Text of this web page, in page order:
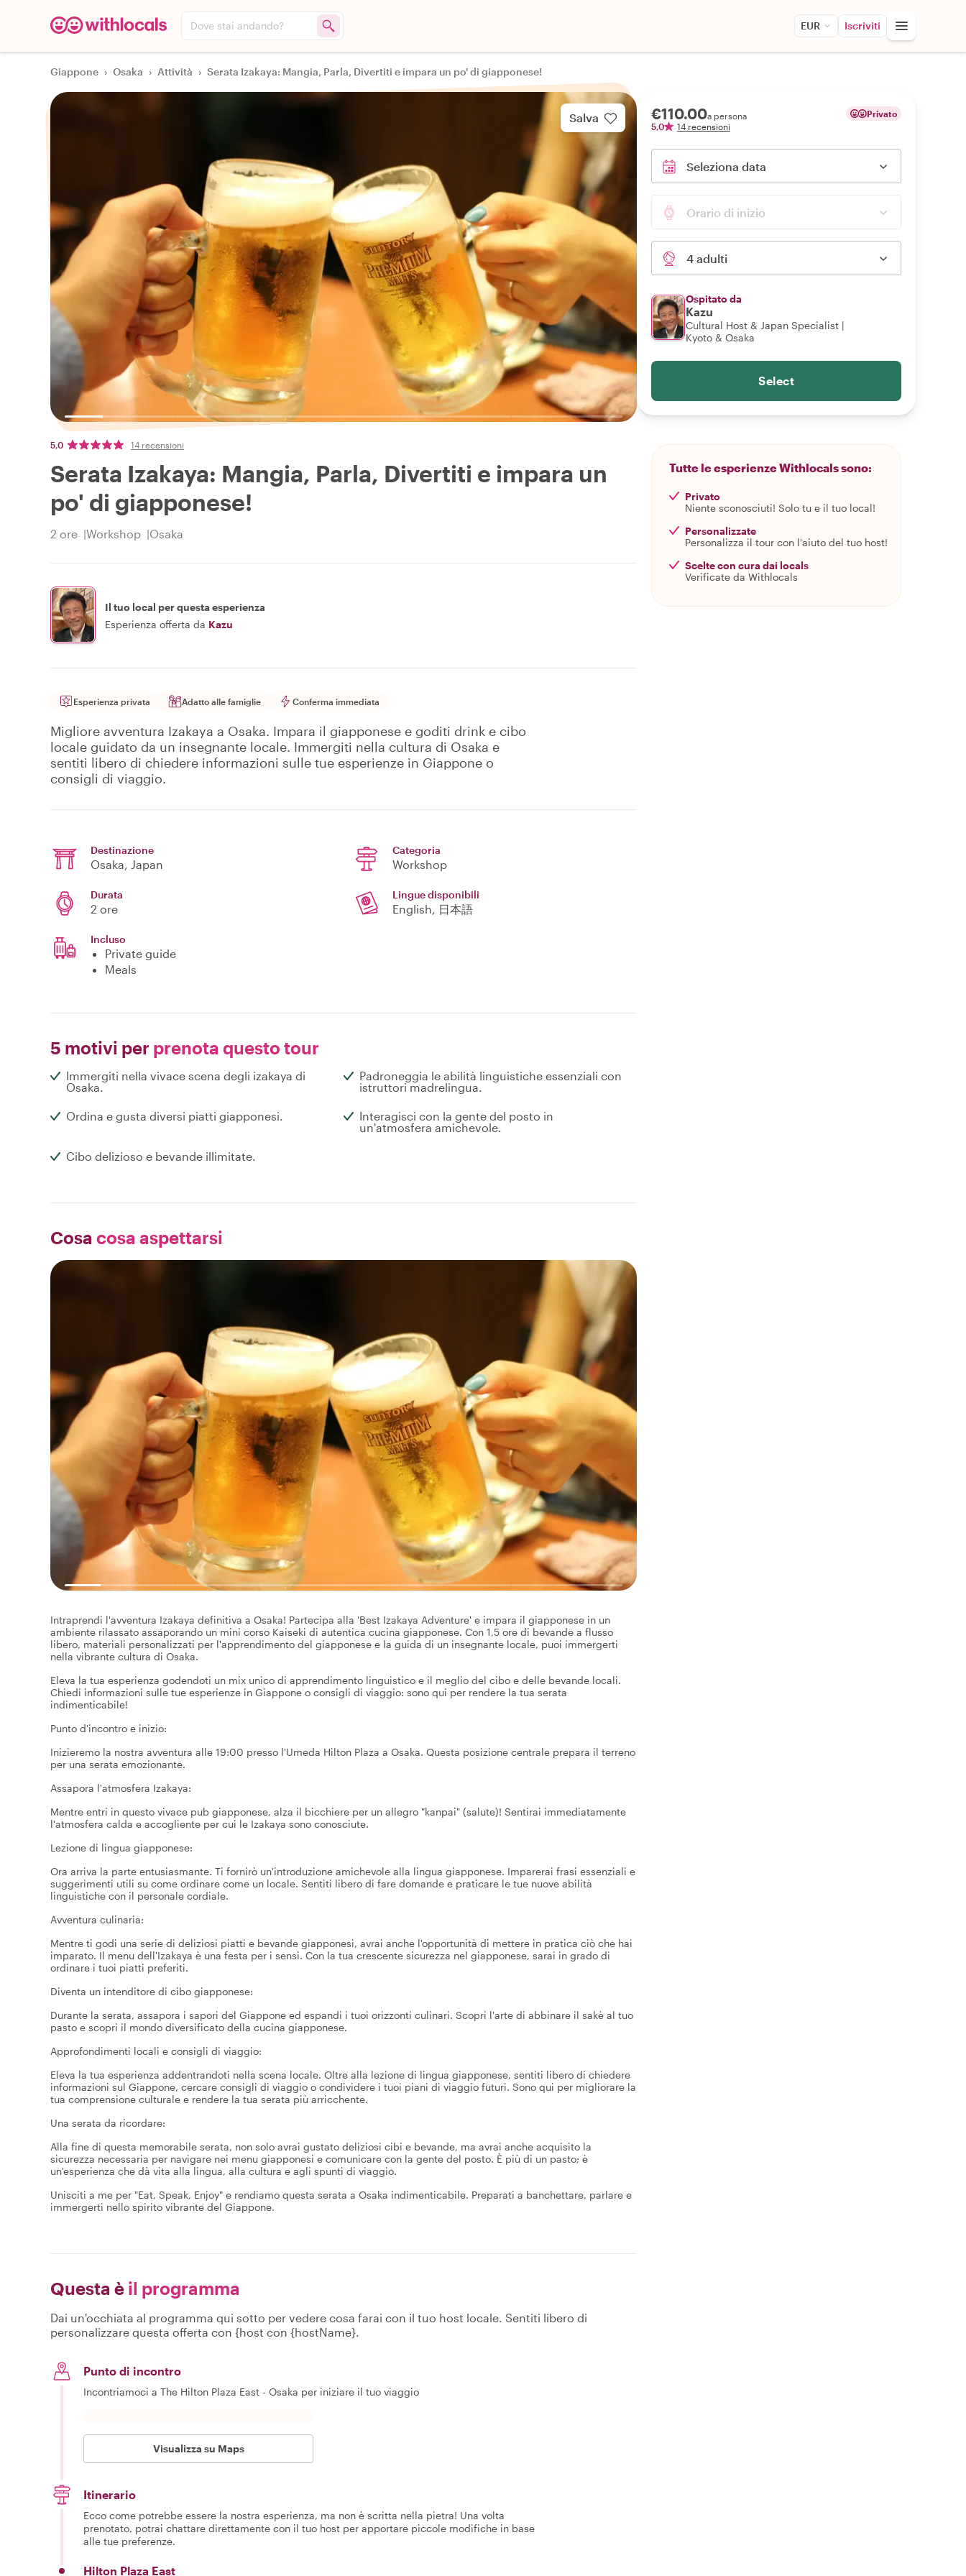
Dove stai andando? EUR Iscriviti
Giappone › Osaka › Attività › Serata Izakaya: Mangia, Parla, Divertiti e impara un po' di giapponese!
Salva
5,0 14 recensioni
Serata Izakaya: Mangia, Parla, Divertiti e impara un
po' di giapponese!
2 ore Workshop Osaka
Il tuo local per questa esperienza
Esperienza offerta da Kazu
Esperienza privata Adatto alle famiglie Conferma immediata
Migliore avventura Izakaya a Osaka. Impara il giapponese e goditi drink e cibo
locale guidato da un insegnante locale. Immergiti nella cultura di Osaka e
sentiti libero di chiedere informazioni sulle tue esperienze in Giappone o
consigli di viaggio.
Destinazione
Osaka, Japan
Categoria
Workshop
Durata
2 ore
Lingue disponibili
English, 日本語
Incluso
Private guide
Meals
5 motivi per prenota questo tour
Immergiti nella vivace scena degli izakaya di
Osaka.
Padroneggia le abilità linguistiche essenziali con
istruttori madrelingua.
Ordina e gusta diversi piatti giapponesi.
Interagisci con la gente del posto in
un'atmosfera amichevole.
Cibo delizioso e bevande illimitate.
Cosa cosa aspettarsi
Intraprendi l'avventura Izakaya definitiva a Osaka! Partecipa alla 'Best Izakaya Adventure' e impara il giapponese in un
ambiente rilassato assaporando un mini corso Kaiseki di autentica cucina giapponese. Con 1,5 ore di bevande a flusso
libero, materiali personalizzati per l'apprendimento del giapponese e la guida di un insegnante locale, puoi immergerti
nella vibrante cultura di Osaka.
Eleva la tua esperienza godendoti un mix unico di apprendimento linguistico e il meglio del cibo e delle bevande locali.
Chiedi informazioni sulle tue esperienze in Giappone o consigli di viaggio: sono qui per rendere la tua serata
indimenticabile!
Punto d'incontro e inizio:
Inizieremo la nostra avventura alle 19:00 presso l'Umeda Hilton Plaza a Osaka. Questa posizione centrale prepara il terreno
per una serata emozionante.
Assapora l'atmosfera Izakaya:
Mentre entri in questo vivace pub giapponese, alza il bicchiere per un allegro "kanpai" (salute)! Sentirai immediatamente
l'atmosfera calda e accogliente per cui le Izakaya sono conosciute.
Lezione di lingua giapponese:
Ora arriva la parte entusiasmante. Ti fornirò un'introduzione amichevole alla lingua giapponese. Imparerai frasi essenziali e
suggerimenti utili su come ordinare come un locale. Sentiti libero di fare domande e praticare le tue nuove abilità
linguistiche con il personale cordiale.
Avventura culinaria:
Mentre ti godi una serie di deliziosi piatti e bevande giapponesi, avrai anche l'opportunità di mettere in pratica ciò che hai
imparato. Il menu dell'Izakaya è una festa per i sensi. Con la tua crescente sicurezza nel giapponese, sarai in grado di
ordinare i tuoi piatti preferiti.
Diventa un intenditore di cibo giapponese:
Durante la serata, assapora i sapori del Giappone ed espandi i tuoi orizzonti culinari. Scopri l'arte di abbinare il sakè al tuo
pasto e scopri il mondo diversificato della cucina giapponese.
Approfondimenti locali e consigli di viaggio:
Eleva la tua esperienza addentrandoti nella scena locale. Oltre alla lezione di lingua giapponese, sentiti libero di chiedere
informazioni sul Giappone, cercare consigli di viaggio o condividere i tuoi piani di viaggio futuri. Sono qui per migliorare la
tua comprensione culturale e rendere la tua serata più arricchente.
Una serata da ricordare:
Alla fine di questa memorabile serata, non solo avrai gustato deliziosi cibi e bevande, ma avrai anche acquisito la
sicurezza necessaria per navigare nei menu giapponesi e comunicare con la gente del posto. È più di un pasto; è
un'esperienza che dà vita alla lingua, alla cultura e agli spunti di viaggio.
Unisciti a me per "Eat, Speak, Enjoy" e rendiamo questa serata a Osaka indimenticabile. Preparati a banchettare, parlare e
immergerti nello spirito vibrante del Giappone.
Questa è il programma
Dai un'occhiata al programma qui sotto per vedere cosa farai con il tuo host locale. Sentiti libero di
personalizzare questa offerta con {host con {hostName}.
Punto di incontro
Incontriamoci a The Hilton Plaza East - Osaka per iniziare il tuo viaggio
Visualizza su Maps
Itinerario
Ecco come potrebbe essere la nostra esperienza, ma non è scritta nella pietra! Una volta
prenotato, potrai chattare direttamente con il tuo host per apportare piccole modifiche in base
alle tue preferenze.
Hilton Plaza East
€110.00a persona
5,0
14 recensioni
Privato
Seleziona data
Orario di inizio
4 adulti
Ospitato da
Kazu
Cultural Host & Japan Specialist |
Kyoto & Osaka
Select
Tutte le esperienze Withlocals sono:
Privato
Niente sconosciuti! Solo tu e il tuo local!
Personalizzate
Personalizza il tour con l'aiuto del tuo host!
Scelte con cura dai locals
Verificate da Withlocals